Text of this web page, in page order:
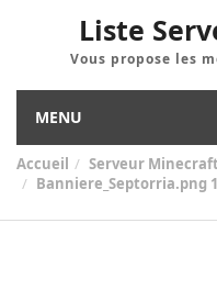
Liste
Vous propose les
MENU
Accueil
Serveur
Banniere_Septorria.png 1